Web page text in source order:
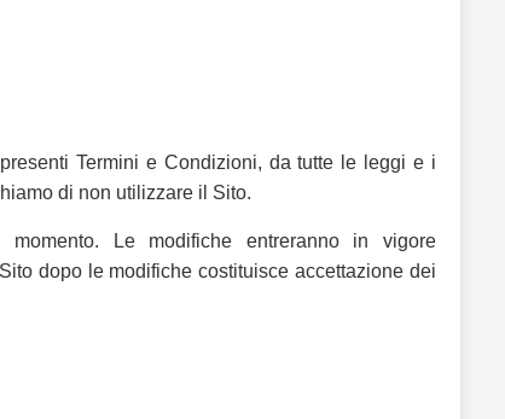
Termini e Condizioni, da tutte le leggi e i
di non utilizzare il Sito.
Le modifiche entreranno in vigore
dopo le modifiche costituisce accettazione dei